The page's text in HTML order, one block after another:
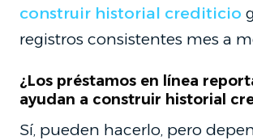
construir historial crediticio
registros consistentes mes a
¿Los préstamos en línea
ayudan a construir historial
Sí, pueden hacerlo, pero